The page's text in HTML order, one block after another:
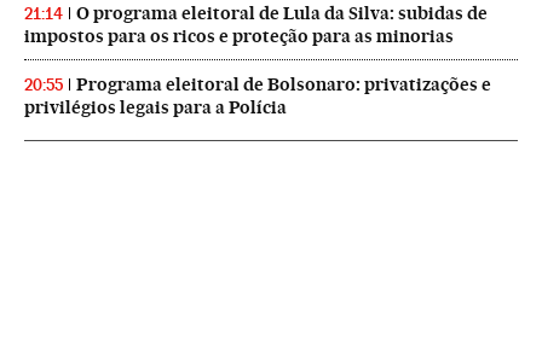
21:14
O programa eleitoral de Lula da Silva: subidas de
impostos para os ricos e proteção para as minorias
20:55
Programa eleitoral de Bolsonaro: privatizações e
privilégios legais para a Polícia